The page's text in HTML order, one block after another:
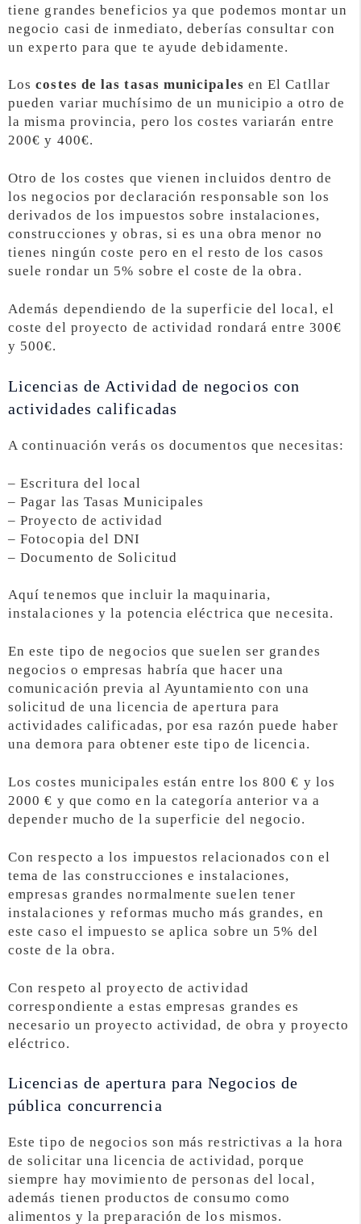
tiene grandes beneficios ya que podemos montar un
negocio casi de inmediato, deberías consultar con
un experto para que te ayude debidamente.
Loscostes de las tasas municipales en El Catllar
pueden variar muchísimo de un municipio a otro de
la misma provincia, pero los costes variarán entre
200€ y 400€.
Otro de los costes que vienen incluidos dentro de
los negocios por declaración responsable son los
derivados de los impuestos sobre instalaciones,
construcciones y obras, si es una obra menor no
tienes ningún coste pero en el resto de los casos
suele rondar un 5% sobre el coste de la obra.
Además dependiendo de la superficie del local, el
coste del proyecto de actividad rondará entre 300€
y 500€.
Licencias de Actividad de negocios con
actividades calificadas
A continuación verás os documentos que necesitas:
– Escritura del local
– Pagar las Tasas Municipales
– Proyecto de actividad
– Fotocopia del DNI
– Documento de Solicitud
Aquí tenemos que incluir la maquinaria,
instalaciones y la potencia eléctrica que necesita.
En este tipo de negocios que suelen ser grandes
negocios o empresas habría que hacer una
comunicación previa al Ayuntamiento con una
solicitud de una licencia de apertura para
actividades calificadas, por esa razón puede haber
una demora para obtener este tipo de licencia.
Los costes municipales están entre los 800 € y los
2000 € y que como en la categoría anterior va a
depender mucho de la superficie del negocio.
Con respecto a los impuestos relacionados con el
tema de las construcciones e instalaciones,
empresas grandes normalmente suelen tener
instalaciones y reformas mucho más grandes, en
este caso el impuesto se aplica sobre un 5% del
coste de la obra.
Con respeto al proyecto de actividad
correspondiente a estas empresas grandes es
necesario un proyecto actividad, de obra y proyecto
eléctrico.
Licencias de apertura para Negocios de
pública concurrencia
Este tipo de negocios son más restrictivas a la hora
de solicitar una licencia de actividad, porque
siempre hay movimiento de personas del local,
además tienen productos de consumo como
alimentos y la preparación de los mismos.